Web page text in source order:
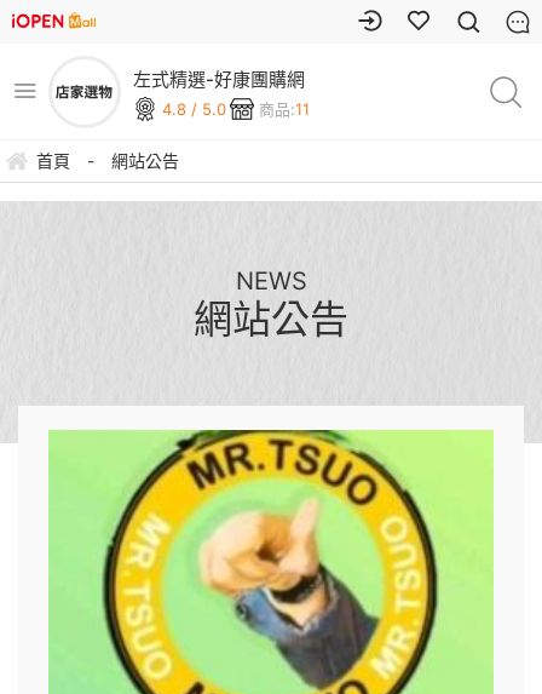
左式精選-好康團購網
4.8 / 5.0 商品:11
首頁 - 網站公告
NEWS
網站公告